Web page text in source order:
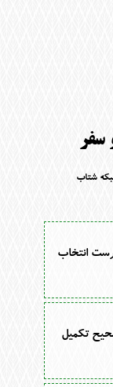
سفر
شتاب
انتخاب
تکمیل